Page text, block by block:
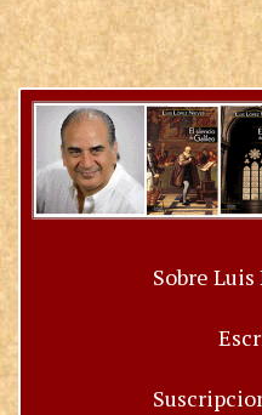
Sobre